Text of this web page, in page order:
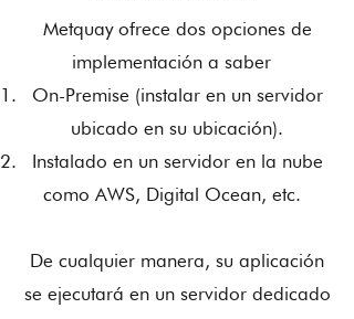
Metquay ofrece dos opciones de
implementación a saber
On-Premise (instalar en un servidor
ubicado en su ubicación).
Instalado en un servidor en la nube
como AWS, Digital Ocean, etc.
De cualquier manera, su aplicación
se ejecutará en un servidor dedicado